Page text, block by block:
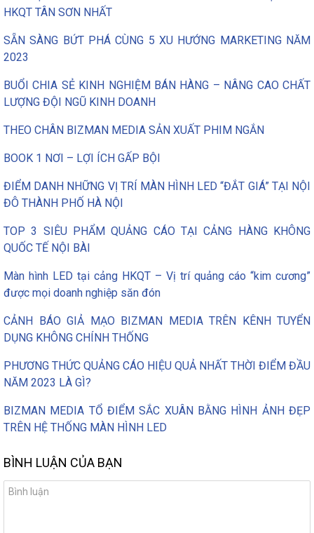
HKQT TÂN SƠN NHẤT
SẴN SÀNG BỨT PHÁ CÙNG 5 XU HƯỚNG MARKETING NĂM
2023
BUỔI CHIA SẺ KINH NGHIỆM BÁN HÀNG – NÂNG CAO CHẤT
LƯỢNG ĐỘI NGŨ KINH DOANH
THEO CHÂN BIZMAN MEDIA SẢN XUẤT PHIM NGẮN
BOOK 1 NƠI – LỢI ÍCH GẤP BỘI
ĐIỂM DANH NHỮNG VỊ TRÍ MÀN HÌNH LED “ĐẮT GIÁ” TẠI NỘI
ĐÔ THÀNH PHỐ HÀ NỘI
TOP 3 SIÊU PHẨM QUẢNG CÁO TẠI CẢNG HÀNG KHÔNG
QUỐC TẾ NỘI BÀI
Màn hình LED tại cảng HKQT – Vị trí quảng cáo “kim cương”
được mọi doanh nghiệp săn đón
CẢNH BÁO GIẢ MẠO BIZMAN MEDIA TRÊN KÊNH TUYỂN
DỤNG KHÔNG CHÍNH THỐNG
PHƯƠNG THỨC QUẢNG CÁO HIỆU QUẢ NHẤT THỜI ĐIỂM ĐẦU
NĂM 2023 LÀ GÌ?
BIZMAN MEDIA TỔ ĐIỂM SẮC XUÂN BẰNG HÌNH ẢNH ĐẸP
TRÊN HỆ THỐNG MÀN HÌNH LED
BÌNH LUẬN CỦA BẠN